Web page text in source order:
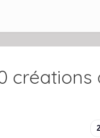
créations